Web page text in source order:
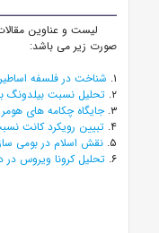
صورت زیر می باشد:
۱. شناخت در فلسفه
۲. تحلیل نسبت بیلدونگ
۳. جایگاه چکامه های
۴. تبیین رویکرد کانت
۵. نقش اسلام در بومی
۶. تحلیل کرونا ویروس در